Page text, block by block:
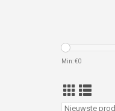
Min: €0